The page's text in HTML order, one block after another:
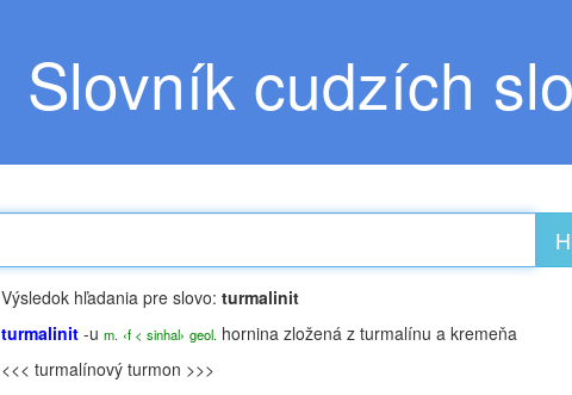
Slovník cudzích
Výsledok hľadania pre slovo: turmalinit
turmalinit -u m. ‹f < sinhal› geol. hornina zložená z turmalínu a kremeňa
<<< turmalínový turmon >>>